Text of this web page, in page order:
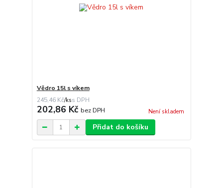
Vědro 15l s víkem
245,46 Kč/ks
202,86 Kč bez DPH Není skladem
Přidat do košíku